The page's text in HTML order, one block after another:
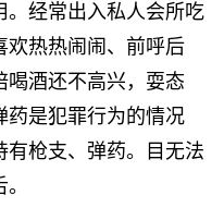
。经常出入私人会所吃
欢热热闹闹、前呼后
喝酒还不高兴，耍态
药是犯罪行为的情况
有枪支、弹药。目无法